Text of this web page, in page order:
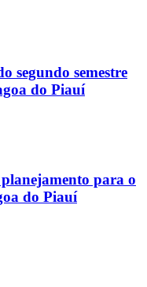
segundo semestre
do Piauí
para o
do Piauí